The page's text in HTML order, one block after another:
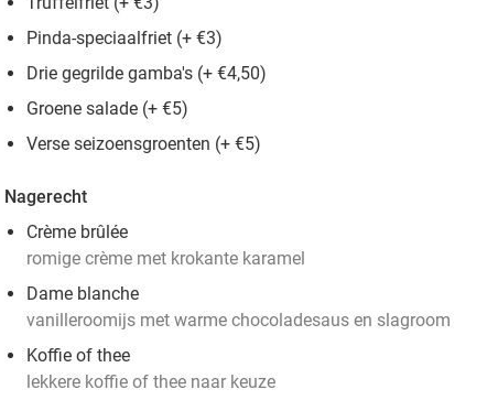
Pinda-speciaalfriet (+ €3)
Drie gegrilde gamba's (+ €4,50)
Groene salade (+ €5)
Verse seizoensgroenten (+ €5)
Nagerecht
Crème brûlée
romige crème met krokante karamel
Dame blanche
vanilleroomijs met warme chocoladesaus en slagroom
Koffie of thee
lekkere koffie of thee naar keuze